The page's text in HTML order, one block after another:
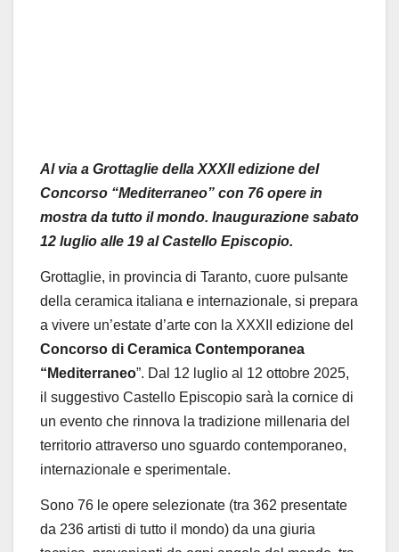
Al via a Grottaglie della XXXII edizione del
Concorso “Mediterraneo” con 76 opere in
mostra da tutto il mondo. Inaugurazione sabato
12 luglio alle 19 al Castello Episcopio.
Grottaglie, in provincia di Taranto, cuore pulsante
della ceramica italiana e internazionale, si prepara
a vivere un’estate d’arte con la XXXII edizione del
Concorso di Ceramica Contemporanea
“Mediterraneo”. Dal 12 luglio al 12 ottobre 2025,
il suggestivo Castello Episcopio sarà la cornice di
un evento che rinnova la tradizione millenaria del
territorio attraverso uno sguardo contemporaneo,
internazionale e sperimentale.
Sono 76 le opere selezionate (tra 362 presentate
da 236 artisti di tutto il mondo) da una giuria